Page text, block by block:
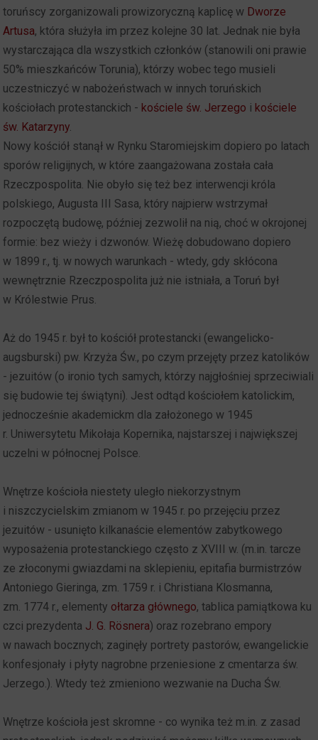
toruńscy zorganizowali prowizoryczną kaplicę w Dworze
Artusa, która służyła im przez kolejne 30 lat. Jednak nie była
wystarczająca dla wszystkich członków (stanowili oni prawie
50% mieszkańców Torunia), którzy wobec tego musieli
uczestniczyć w nabożeństwach w innych toruńskich
kościołach protestanckich - kościele św. Jerzego i kościele
św. Katarzyny
Nowy kościół stanął w Rynku Staromiejskim dopiero po latach
sporów religijnych, w które zaangażowana została cała
Rzeczpospolita. Nie obyło się też bez interwencji króla
polskiego, Augusta III Sasa, który najpierw wstrzymał
rozpoczętą budowę, później zezwolił na nią, choć w okrojonej
formie: bez wieży i dzwonów. Wieżę dobudowano dopiero
w 1899 r., tj. w nowych warunkach - wtedy, gdy skłócona
wewnętrznie Rzeczpospolita już nie istniała, a Toruń był
w Królestwie Prus.
Aż do 1945 r. był to kościół protestancki (ewangelicko-
augsburski) pw. Krzyża Św., po czym przejęty przez katolików
- jezuitów (o ironio tych samych, którzy najgłośniej sprzeciwiali
się budowie tej świątyni). Jest odtąd kościołem katolickim,
jednocześnie akademickm dla założonego w 1945
r. Uniwersytetu Mikołaja Kopernika, najstarszej i największej
uczelni w północnej Polsce.
Wnętrze kościoła niestety uległo niekorzystnym
i niszczycielskim zmianom w 1945 r. po przejęciu przez
jezuitów - usunięto kilkanaście elementów zabytkowego
wyposażenia protestanckiego często z XVIII w. (m.in. tarcze
ze złoconymi gwiazdami na sklepieniu, epitafia burmistrzów
Antoniego Gieringa, zm. 1759 r. i Christiana Klosmanna,
zm. 1774 r., elementy ołtarza głównego, tablica pamiątkowa ku
czci prezydenta J. G. Rösnera) oraz rozebrano empory
w nawach bocznych; zaginęły portrety pastorów, ewangelickie
konfesjonały i płyty nagrobne przeniesione z cmentarza św.
Jerzego.). Wtedy też zmieniono wezwanie na Ducha Św.
Wnętrze kościoła jest skromne - co wynika też m.in. z zasad